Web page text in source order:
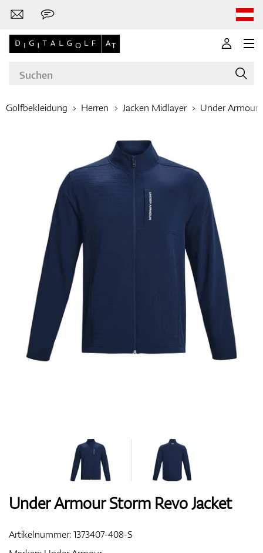
Golfschläger
Schuhe
Golfbekleidung Herren Jacken Midlayer Under Armour
Under Armour Storm Revo Jacket
Artikelnummer:1373407-408-S